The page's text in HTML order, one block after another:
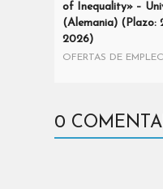
of Inequality» –
(Alemania) (Plazo:
2026)
OFERTAS DE
0